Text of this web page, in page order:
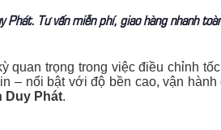
Tư vấn miễn phí, giao hàng nhanh
trọng trong việc điều chỉnh
– nổi bật với độ bền cao, vận
Duy Phát.